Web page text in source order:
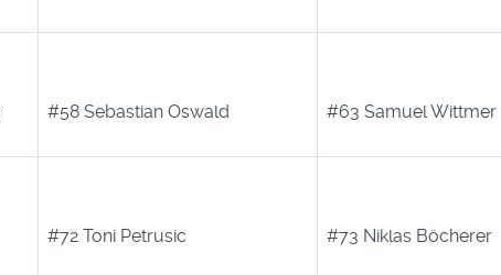
#58 Sebastian Oswald #63 Samuel Wittmer
#72 Toni Petrusic #73 Niklas Böcherer